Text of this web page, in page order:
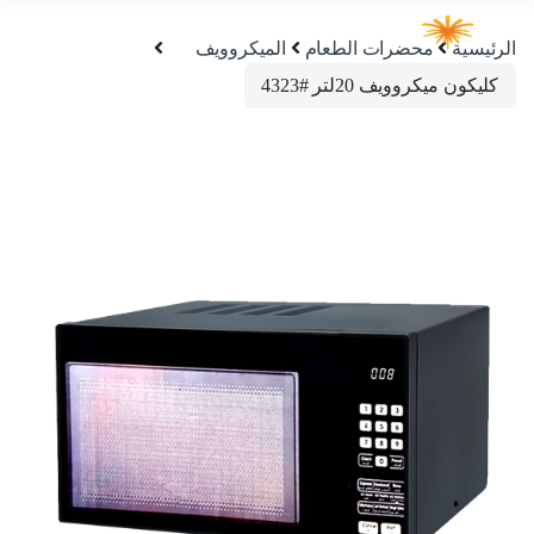
الرئيسية محضرات الطعام
الميكروويف
كليكون ميكروويف 20لتر #4323